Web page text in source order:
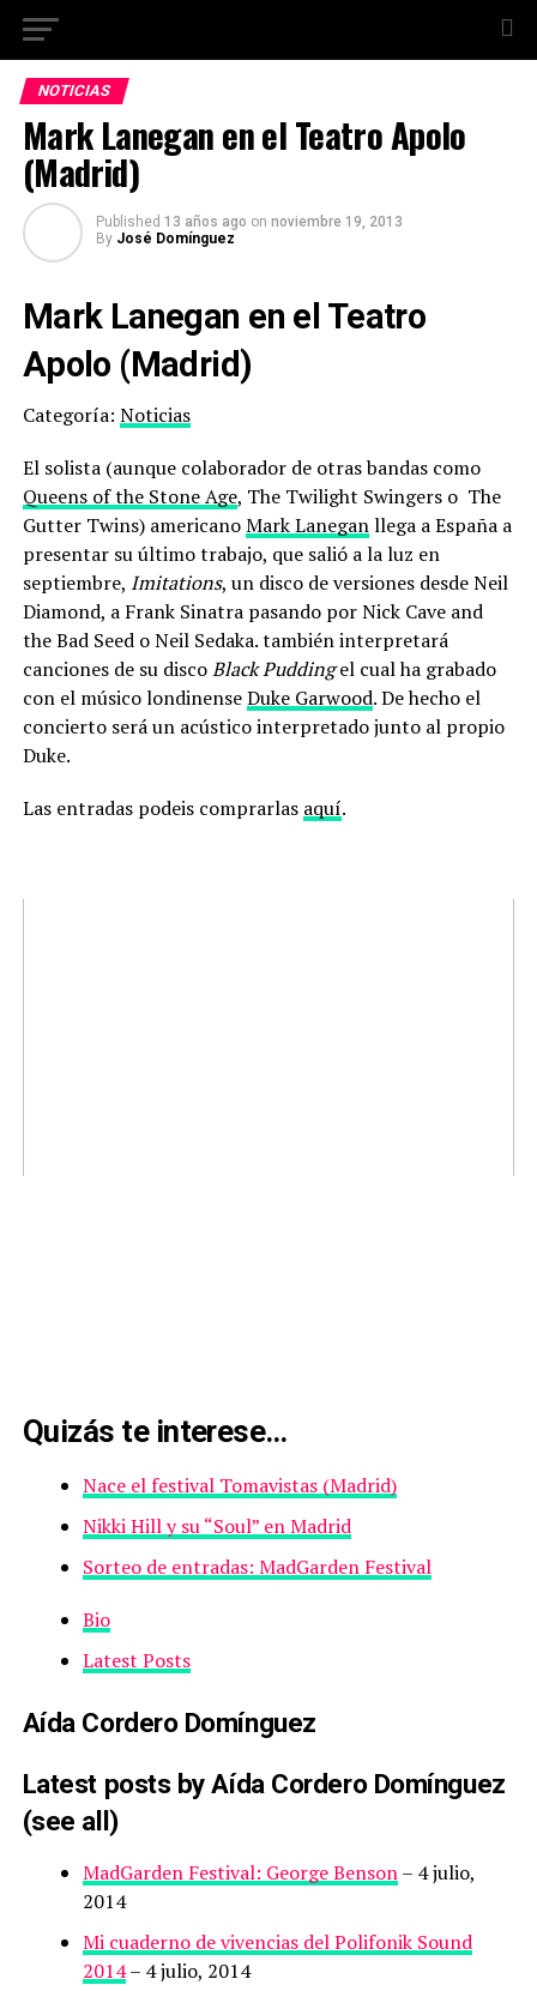
NOTICIAS
Mark Lanegan en el Teatro Apolo
(Madrid)
Published 13 años ago on noviembre 19, 2013
By José Domínguez
Mark Lanegan en el Teatro
Apolo (Madrid)
Categoría: Noticias
El solista (aunque colaborador de otras bandas como
Queens of the Stone Age, The Twilight Swingers o The
Gutter Twins) americanoMark Laneganllega a España a
presentar su último trabajo, que salió a la luz en
septiembre, Imitations, un disco de versiones desde Neil
Diamond, a Frank Sinatra pasando por Nick Cave and
the Bad Seed o Neil Sedaka. también interpretará
canciones de su discoBlack Puddingel cual ha grabado
con el músico londinenseDuke Garwood. De hecho el
concierto será un acústico interpretado junto al propio
Duke.
Las entradas podeis comprarlas aquí.
Quizás te interese…
Nace el festival Tomavistas (Madrid)
Nikki Hill y su “Soul” en Madrid
Sorteo de entradas: MadGarden Festival
Bio
Latest Posts
Aída Cordero Domínguez
Latest posts by Aída Cordero Domínguez
(see all)
MadGarden Festival: George Benson– 4 julio,
2014
Mi cuaderno de vivencias del Polifonik Sound
2014– 4 julio, 2014